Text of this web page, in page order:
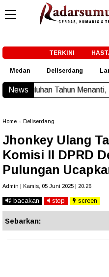
TERKINI
Medan Deliserdang
News
Menanti, Jalan Strategis di
Home Deliserdang
Jhonkey Ulang
Komisi II DPRD
Pulungan
Admin | Kamis, 05 Juni 2025 | 20.26
bacakan stop screen
Sebarkan: